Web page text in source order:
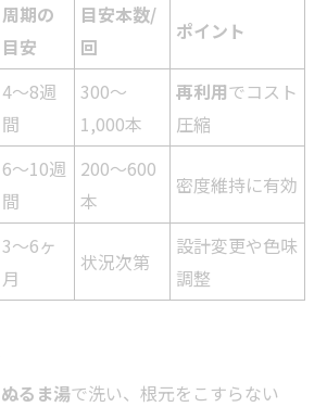
周期の
目安
目安本数/
回
ポイント
4〜8週
間
300〜
1,000本
再利用でコスト
圧縮
6〜10週
間
200〜600
本
密度維持に有効
3〜6ヶ
月
状況次第
設計変更や色味
調整
るま湯で洗い、根元をこすらない